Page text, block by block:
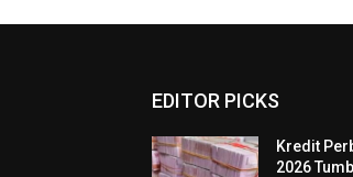
EDITOR PICKS
Kredit
2026